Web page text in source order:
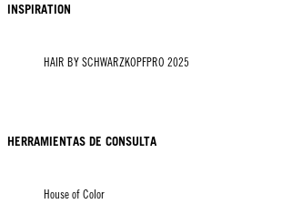
INSPIRATION
HAIR BY SCHWARZKOPFPRO 2025
HERRAMIENTAS DE CONSULTA
House of Color